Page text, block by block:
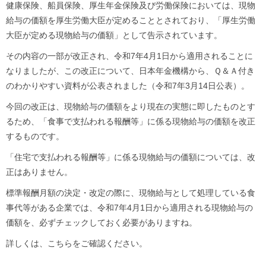
健康保険、船員保険、厚生年金保険及び労働保険においては、現物
給与の価額を厚生労働大臣が定めることとされており、「厚生労働
大臣が定める現物給与の価額」として告示されています。
その内容の一部が改正され、令和7年4月1日から適用されることに
なりましたが、この改正について、日本年金機構から、Ｑ＆Ａ付き
のわかりやすい資料が公表されました（令和7年3月14日公表）。
今回の改正は、現物給与の価額をより現在の実態に即したものとす
るため、「食事で支払われる報酬等」に係る現物給与の価額を改正
するものです。
「住宅で支払われる報酬等」に係る現物給与の価額については、改
正はありません。
標準報酬月額の決定・改定の際に、現物給与として処理している食
事代等がある企業では、令和7年4月1日から適用される現物給与の
価額を、必ずチェックしておく必要がありますね。
詳しくは、こちらをご確認ください。